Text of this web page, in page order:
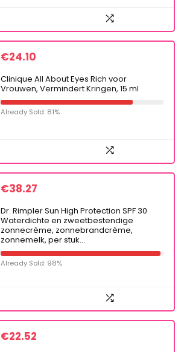
€24.10
Clinique All About Eyes Rich voor
Vrouwen, Vermindert Kringen, 15 ml
Already Sold: 81%
€38.27
Dr. Rimpler Sun High Protection SPF 30
Waterdichte en zweetbestendige
zonnecrème, zonnebrandcrème,
zonnemelk, per stuk…
Already Sold: 98%
€22.52